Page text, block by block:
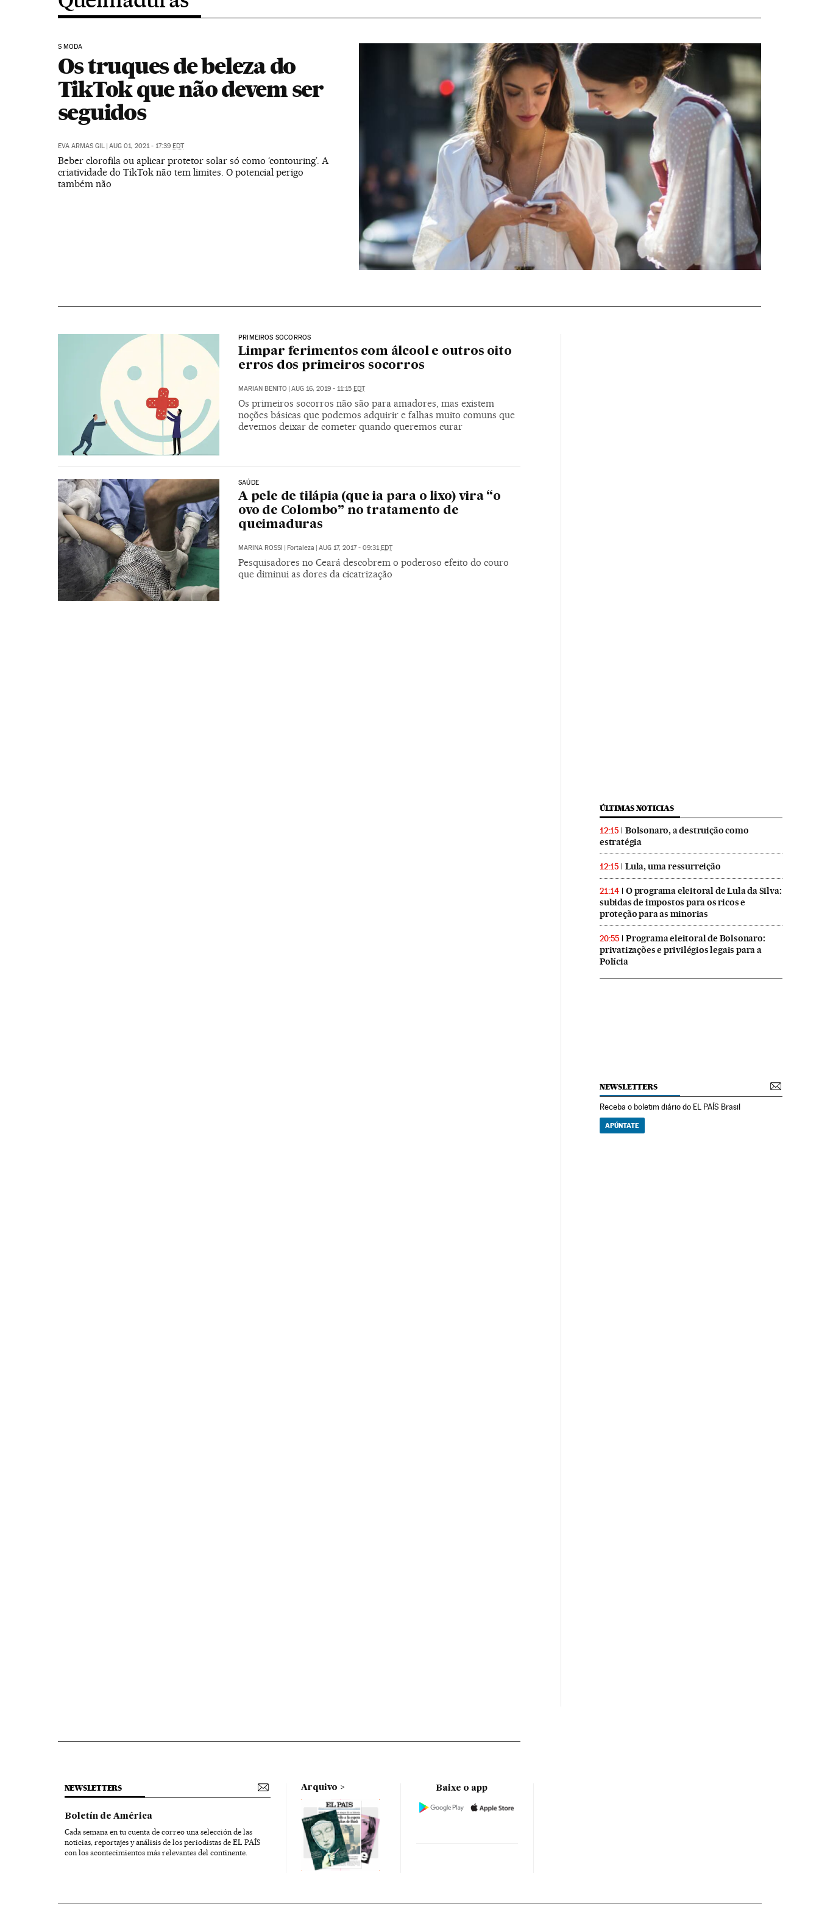
S MODA
Os truques de beleza do
TikTok que não devem ser
seguidos
EVA ARMAS GIL | AUG 01, 2021 - 17:39 EDT
Beber clorofila ou aplicar protetor solar só como ‘contouring’. A
criatividade do TikTok não tem limites. O potencial perigo
também não
PRIMEIROS SOCORROS
Limpar ferimentos com álcool e outros oito
erros dos primeiros socorros
MARIAN BENITO | AUG 16, 2019 - 11:15 EDT
Os primeiros socorros não são para amadores, mas existem
noções básicas que podemos adquirir e falhas muito comuns que
devemos deixar de cometer quando queremos curar
SAÚDE
A pele de tilápia (que ia para o lixo) vira “o
ovo de Colombo” no tratamento de
queimaduras
MARINA ROSSI | Fortaleza | AUG 17, 2017 - 09:31EDT
Pesquisadores no Ceará descobrem o poderoso efeito do couro
que diminui as dores da cicatrização
ÚLTIMAS NOTICIAS
12:15
Bolsonaro, a destruição como
estratégia
12:15 Lula, uma ressurreição
21:14
O programa eleitoral de Lula da Silva:
subidas de impostos para os ricos e
proteção para as minorias
20:55
Programa eleitoral de Bolsonaro:
privatizações e privilégios legais para a
Polícia
NEWSLETTERS
Receba o boletim diário do EL PAÍS Brasil
APÚNTATE
NEWSLETTERS
Boletín de América
Cada semana en tu cuenta de correo una selección de las
noticias, reportajes y análisis de los periodistas de EL PAÍS
con los acontecimientos más relevantes del continente.
Arquivo Baixe o app